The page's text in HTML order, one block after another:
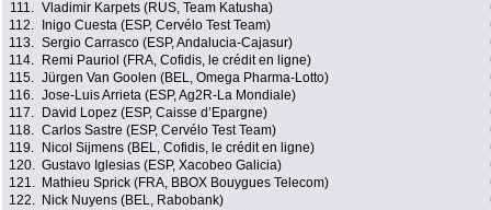
111. Vladimir Karpets (RUS, Team Katusha)
112.
Inigo Cuesta (ESP, Cervélo Test Team)
113. Sergio Carrasco (ESP, Andalucia-Cajasur)
114.
Remi Pauriol (FRA, Cofidis, le crédit en ligne)
115. Jürgen Van Goolen (BEL, Omega Pharma-Lotto)
116. Jose-Luis Arrieta (ESP, Ag2R-La Mondiale)
117.
David Lopez (ESP, Caisse d’Epargne)
118. Carlos Sastre (ESP, Cervélo Test Team)
119.
Nicol Sijmens (BEL, Cofidis, le crédit en ligne)
120. Gustavo Iglesias (ESP, Xacobeo Galicia)
121.
Mathieu Sprick (FRA, BBOX Bouygues Telecom)
122.
Nick Nuyens (BEL, Rabobank)